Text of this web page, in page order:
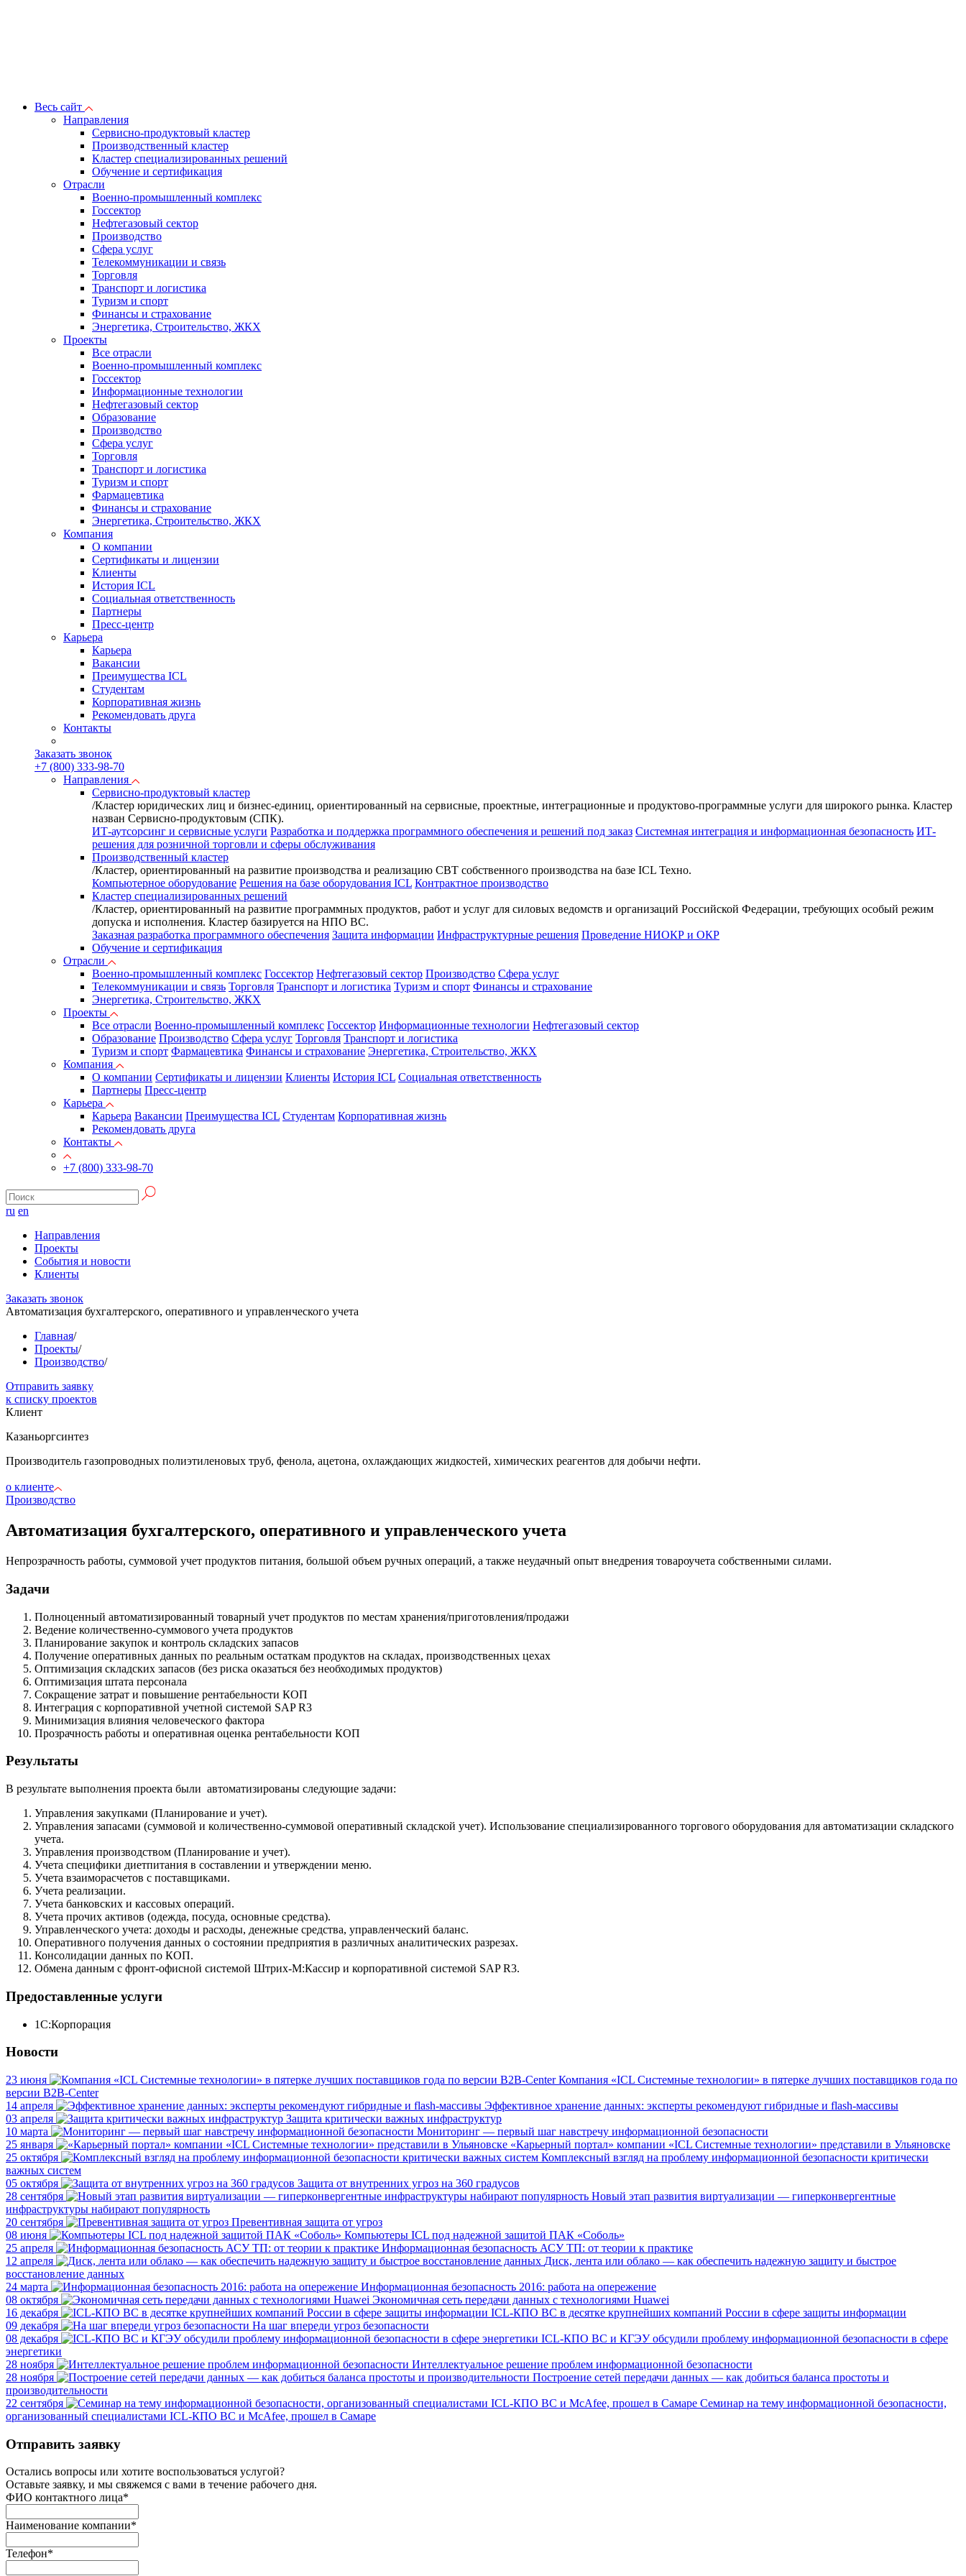
Весь сайт
Направления
Сервисно-продуктовый кластер
Производственный кластер
Кластер специализированных решений
Обучение и сертификация
Отрасли
Военно-промышленный комплекс
Госсектор
Нефтегазовый сектор
Производство
Сфера услуг
Телекоммуникации и связь
Торговля
Транспорт и логистика
Туризм и спорт
Финансы и страхование
Энергетика, Строительство, ЖКХ
Проекты
Все отрасли
Военно-промышленный комплекс
Госсектор
Информационные технологии
Нефтегазовый сектор
Образование
Производство
Сфера услуг
Торговля
Транспорт и логистика
Туризм и спорт
Фармацевтика
Финансы и страхование
Энергетика, Строительство, ЖКХ
Компания
О компании
Сертификаты и лицензии
Клиенты
История ICL
Социальная ответственность
Партнеры
Пресс-центр
Карьера
Карьера
Вакансии
Преимущества ICL
Студентам
Корпоративная жизнь
Рекомендовать друга
Контакты
Заказать звонок
+7 (800) 333-98-70
Направления
Сервисно-продуктовый кластер
/Кластер юридических лиц и бизнес-единиц, ориентированный на сервисные, проектные, интеграционные и продуктово-программные услуги для широкого рынка. Кластер
назван Сервисно-продуктовым (СПК).
ИТ-аутсорсинг и сервисные услуги Разработка и поддержка программного обеспечения и решений под заказ Системная интеграция и информационная безопасность ИТ-
решения для розничной торговли и сферы обслуживания
Производственный кластер
/Кластер, ориентированный на развитие производства и реализацию СВТ собственного производства на базе ICL Техно.
Компьютерное оборудование Решения на базе оборудования ICL Контрактное производство
Кластер специализированных решений
/Кластер, ориентированный на развитие программных продуктов, работ и услуг для силовых ведомств и организаций Российской Федерации, требующих особый режим
допуска и исполнения. Кластер базируется на НПО ВС.
Заказная разработка программного обеспечения Защита информации Инфраструктурные решения Проведение НИОКР и ОКР
Обучение и сертификация
Отрасли
Военно-промышленный комплекс Госсектор Нефтегазовый сектор Производство Сфера услуг
Телекоммуникации и связь Торговля Транспорт и логистика Туризм и спорт Финансы и страхование
Энергетика, Строительство, ЖКХ
Проекты
Все отрасли Военно-промышленный комплекс Госсектор Информационные технологии Нефтегазовый сектор
Образование Производство Сфера услуг Торговля Транспорт и логистика
Туризм и спорт Фармацевтика Финансы и страхование Энергетика, Строительство, ЖКХ
Компания
О компании Сертификаты и лицензии Клиенты История ICL Социальная ответственность
Партнеры Пресс-центр
Карьера
Карьера Вакансии Преимущества ICL Студентам Корпоративная жизнь
Рекомендовать друга
Контакты
+7 (800) 333-98-70
ru en
Направления
Проекты
События и новости
Клиенты
Заказать звонок
Автоматизация бухгалтерского, оперативного и управленческого учета
Главная/
Проекты/
Производство/
Отправить заявку
к списку проектов
Клиент
Казаньоргсинтез
Производитель газопроводных полиэтиленовых труб, фенола, ацетона, охлаждающих жидкостей, химических реагентов для добычи нефти.
о клиенте
Производство
Автоматизация бухгалтерского, оперативного и управленческого учета
Непрозрачность работы, суммовой учет продуктов питания, большой объем ручных операций, а также неудачный опыт внедрения товароучета собственными силами.
Задачи
Полноценный автоматизированный товарный учет продуктов по местам хранения/приготовления/продажи
Ведение количественно-суммового учета продуктов
Планирование закупок и контроль складских запасов
Получение оперативных данных по реальным остаткам продуктов на складах, производственных цехах
Оптимизация складских запасов (без риска оказаться без необходимых продуктов)
Оптимизация штата персонала
Сокращение затрат и повышение рентабельности КОП
Интеграция с корпоративной учетной системой SAP R3
Минимизация влияния человеческого фактора
Прозрачность работы и оперативная оценка рентабельности КОП
Результаты
В результате выполнения проекта были автоматизированы следующие задачи:
Управления закупками (Планирование и учет).
Управления запасами (суммовой и количественно-суммовой оперативный складской учет). Использование специализированного торгового оборудования для автоматизации складского
учета.
Управления производством (Планирование и учет).
Учета специфики диетпитания в составлении и утверждении меню.
Учета взаиморасчетов с поставщиками.
Учета реализации.
Учета банковских и кассовых операций.
Учета прочих активов (одежда, посуда, основные средства).
Управленческого учета: доходы и расходы, денежные средства, управленческий баланс.
Оперативного получения данных о состоянии предприятия в различных аналитических разрезах.
Консолидации данных по КОП.
Обмена данным с фронт-офисной системой Штрих-М:Кассир и корпоративной системой SAP R3.
Предоставленные услуги
1С:Корпорация
Новости
23 июня
Компания «ICL Системные технологии» в пятерке лучших поставщиков года по
версии B2B-Center
14 апреля
Эффективное хранение данных: эксперты рекомендуют гибридные и flash-массивы
03 апреля
Защита критически важных инфраструктур
10 марта
Мониторинг — первый шаг навстречу информационной безопасности
25 января
«Карьерный портал» компании «ICL Системные технологии» представили в Ульяновске
25 октября
Комплексный взгляд на проблему информационной безопасности критически
важных систем
05 октября
Защита от внутренних угроз на 360 градусов
28 сентября
Новый этап развития виртуализации — гиперконвергентные
инфраструктуры набирают популярность
20 сентября
Превентивная защита от угроз
08 июня
Компьютеры ICL под надежной защитой ПАК «Соболь»
25 апреля
Информационная безопасность АСУ ТП: от теории к практике
12 апреля
Диск, лента или облако — как обеспечить надежную защиту и быстрое
восстановление данных
24 марта
Информационная безопасность 2016: работа на опережение
08 октября
Экономичная сеть передачи данных с технологиями Huawei
16 декабря
ICL-КПО ВС в десятке крупнейших компаний России в сфере защиты информации
09 декабря
На шаг впереди угроз безопасности
08 декабря
ICL-КПО ВС и КГЭУ обсудили проблему информационной безопасности в сфере
энергетики
28 ноября
Интеллектуальное решение проблем информационной безопасности
28 ноября
Построение сетей передачи данных — как добиться баланса простоты и
производительности
22 сентября
Семинар на тему информационной безопасности,
организованный специалистами ICL-КПО ВС и McAfee, прошел в Самаре
Отправить заявку
Остались вопросы или хотите воспользоваться услугой?
Оставьте заявку, и мы свяжемся с вами в течение рабочего дня.
ФИО контактного лица*
Наименование компании*
Телефон*